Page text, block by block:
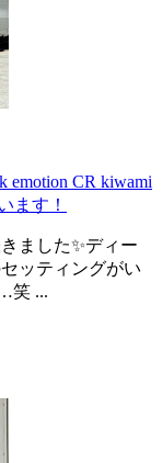
emotion CR kiwami
ます！
ました✨ディー
ッティングがい
笑 ...